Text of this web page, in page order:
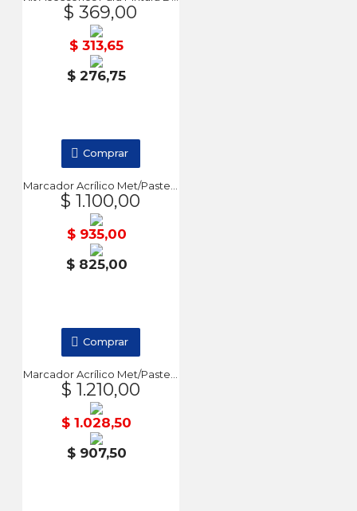
$ 369,00
$ 313,65
$ 276,75
$ 1.100,00
$ 935,00
$ 825,00
Comprar
$ 1.210,00
$ 1.028,50
$ 907,50
Comprar